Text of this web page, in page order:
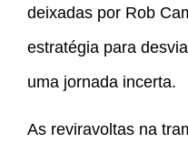
deixadas por Rob
estratégia para
uma jornada incerta.
As reviravoltas na